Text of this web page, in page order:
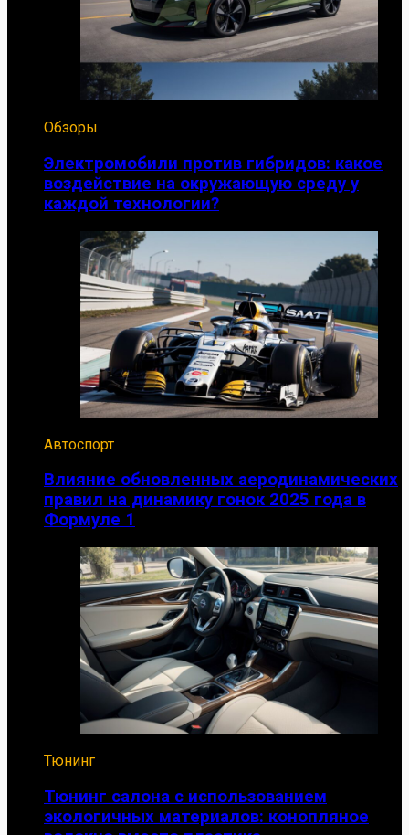
Обзоры
Электромобили против гибридов: какое
воздействие на окружающую среду у
каждой технологии?
Автоспорт
Влияние обновленных аеродинамических
правил на динамику гонок 2025 года в
Формуле 1
Тюнинг
Тюнинг салона с использованием
экологичных материалов: конопляное